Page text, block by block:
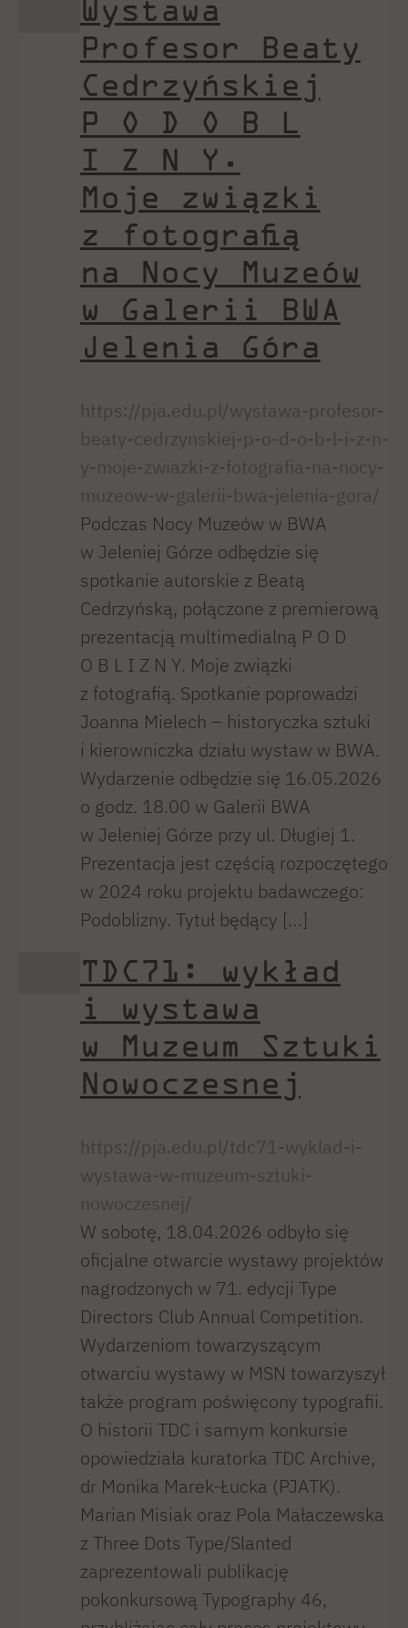
Wystawa
Profesor Beaty
Cedrzyńskiej
P O D O B L
I Z N Y.
Moje związki
z fotografią
na Nocy Muzeów
w Galerii BWA
Jelenia Góra
https://pja.edu.pl/wystawa-profesor-
beaty-cedrzynskiej-p-o-d-o-b-l-i-z-n-
y-moje-zwiazki-z-fotografia-na-nocy-
muzeow-w-galerii-bwa-jelenia-gora/
Podczas Nocy Muzeów w BWA
w Jeleniej Górze odbędzie się
spotkanie autorskie z Beatą
Cedrzyńską, połączone z premierową
prezentacją multimedialną P O D
O B L I Z N Y. Moje związki
z fotografią. Spotkanie poprowadzi
Joanna Mielech – historyczka sztuki
i kierowniczka działu wystaw w BWA.
Wydarzenie odbędzie się 16.05.2026
o godz. 18.00 w Galerii BWA
w Jeleniej Górze przy ul. Długiej 1.
Prezentacja jest częścią rozpoczętego
w 2024 roku projektu badawczego:
Podoblizny. Tytuł będący […]
TDC71: wykład
i wystawa
w Muzeum Sztuki
Nowoczesnej
https://pja.edu.pl/tdc71-wyklad-i-
wystawa-w-muzeum-sztuki-
nowoczesnej/
W sobotę, 18.04.2026 odbyło się
oficjalne otwarcie wystawy projektów
nagrodzonych w 71. edycji Type
Directors Club Annual Competition.
Wydarzeniom towarzyszącym
otwarciu wystawy w MSN towarzyszył
także program poświęcony typografii.
O historii TDC i samym konkursie
opowiedziała kuratorka TDC Archive,
dr Monika Marek-Łucka (PJATK).
Marian Misiak oraz Pola Małaczewska
z Three Dots Type/Slanted
zaprezentowali publikację
pokonkursową Typography 46,